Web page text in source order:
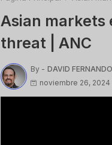
Asian
threat | ANC
By - DAVID
noviembre 26, 2024